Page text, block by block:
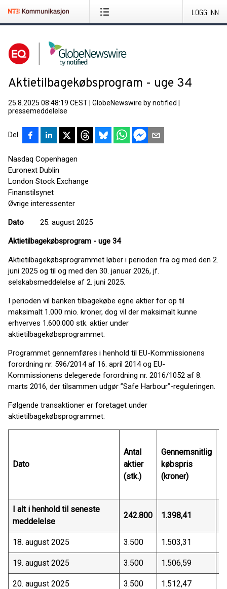
LOGG INN
Aktietilbagekøbsprogram - uge 34
25.8.2025 08:48:19 CEST GlobeNewswire by notified
pressemeddelelse
Del
Nasdaq Copenhagen
Euronext Dublin
London Stock Exchange
Finanstilsynet
Øvrige interessenter
Dato 25. august 2025
Aktietilbagekøbsprogram - uge 34
Aktietilbagekøbsprogrammet løber i perioden fra og med den 2.
juni 2025 og til og med den 30. januar 2026, jf.
selskabsmeddelelse af 2. juni 2025.
I perioden vil banken tilbagekøbe egne aktier for op til
maksimalt 1.000 mio. kroner, dog vil der maksimalt kunne
erhverves 1.600.000 stk. aktier under
aktietilbagekøbsprogrammet.
Programmet gennemføres i henhold til EU-Kommissionens
forordning nr. 596/2014 af 16. april 2014 og EU-
Kommissionens delegerede forordning nr. 2016/1052 af 8.
marts 2016, der tilsammen udgør ”Safe Harbour”-reguleringen.
Følgende transaktioner er foretaget under
aktietilbagekøbsprogrammet:
Dato
Antal
aktier
(stk.)
Gennemsnitlig
købspris
(kroner)
I alt i henhold til seneste
meddelelse
242.800 1.398,41
18. august 2025 3.500 1.503,31
19. august 2025 3.500 1.506,59
20. august 2025 3.500 1.512,47